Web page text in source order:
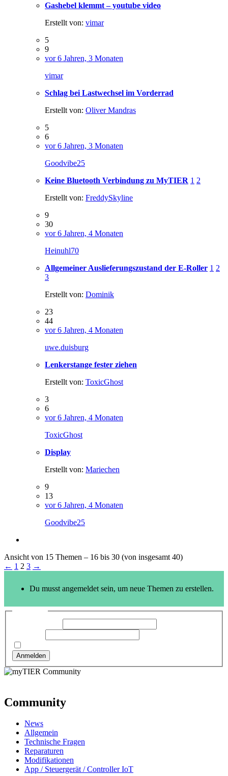
Gashebel klemmt – youtube video
Erstellt von: vimar
5
9
vor 6 Jahren, 3 Monaten
vimar
Schlag bei Lastwechsel im Vorderrad
Erstellt von: Oliver Mandras
5
6
vor 6 Jahren, 3 Monaten
Goodvibe25
Keine Bluetooth Verbindung zu MyTIER 1 2
Erstellt von: FreddySkyline
9
30
vor 6 Jahren, 4 Monaten
Heinuhl70
Allgemeiner Auslieferungszustand der E-Roller 1 2
3
Erstellt von: Dominik
23
44
vor 6 Jahren, 4 Monaten
uwe.duisburg
Lenkerstange fester ziehen
Erstellt von: ToxicGhost
3
6
vor 6 Jahren, 4 Monaten
ToxicGhost
Display
Erstellt von: Mariechen
9
13
vor 6 Jahren, 4 Monaten
Goodvibe25
Ansicht von 15 Themen – 16 bis 30 (von insgesamt 40)
← 1 2 3 →
Du musst angemeldet sein, um neue Themen zu erstellen.
Anmelden
Community
News
Allgemein
Technische Fragen
Reparaturen
Modifikationen
App / Steuergerät / Controller IoT